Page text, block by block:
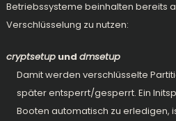
Betriebssysteme beinhalten bereits
Verschlüsselung zu nutzen:
cryptsetupund dmsetup
Damit werden verschlüsselte
später entsperrt/gesperrt. Ein
Booten automatisch zu erledigen,